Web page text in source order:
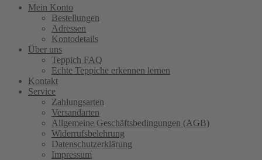
Mein Konto
Bestellungen
Adressen
Kontodetails
Über uns
Teppich FAQ
Echte Teppiche erkennen lernen
Kontakt
Service
Zahlungsarten
Versandarten
Allgemeine Geschäftsbedingungen (AGB)
Widerrufsbelehrung
Datenschutzerklärung
Impressum